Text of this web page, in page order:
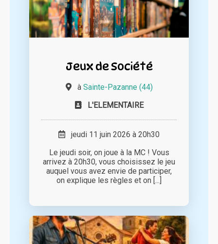
Jeux de Société
à Sainte-Pazanne (44)
L'ELEMENTAIRE
jeudi 11 juin 2026 à 20h30
Le jeudi soir, on joue à la MC ! Vous
arrivez à 20h30, vous choisissez le jeu
auquel vous avez envie de participer,
on explique les règles et on [...]